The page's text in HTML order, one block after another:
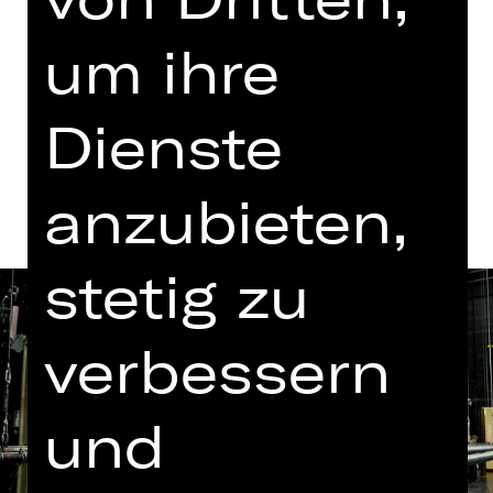
Tickets
Termine und Besetzung
um ihre
Dienste
anzubieten,
stetig zu
verbessern
und